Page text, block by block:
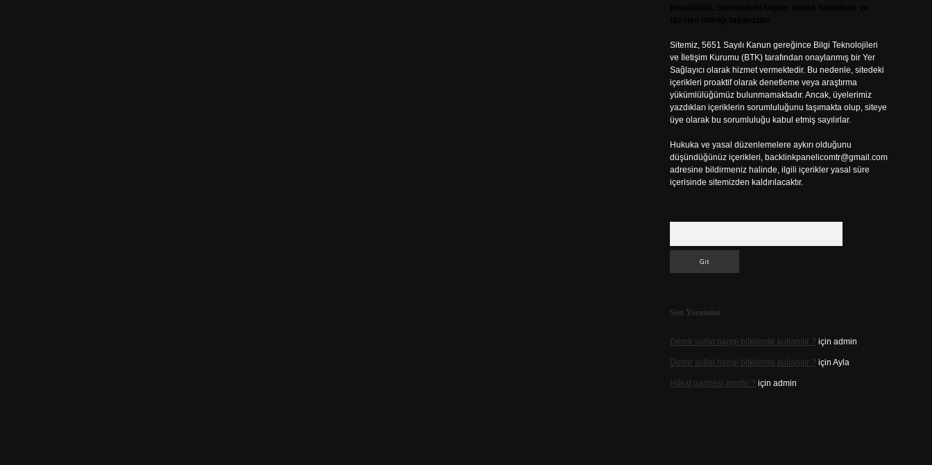
Sitemiz, 5651 Sayılı Kanun gereğince Bilgi Teknolojileri
ve İletişim Kurumu (BTK) tarafından onaylanmış bir Yer
Sağlayıcı olarak hizmet vermektedir. Bu nedenle, sitedeki
içerikleri proaktif olarak denetleme veya araştırma
yükümlülüğümüz bulunmamaktadır. Ancak, üyelerimiz
yazdıkları içeriklerin sorumluluğunu taşımakta olup, siteye
üye olarak bu sorumluluğu kabul etmiş sayılırlar.
Hukuka ve yasal düzenlemelere aykırı olduğunu
düşündüğünüz içerikleri, backlinkpanelicomtr@gmail.com
adresine bildirmeniz halinde, ilgili içerikler yasal süre
içerisinde sitemizden kaldırılacaktır.
Son Yorumlar
Demir sülfat hangi bitkilerde kullanılır ? için admin
Demir sülfat hangi bitkilerde kullanılır ? için Ayla
Hilkat garibesi kimdir ? için admin